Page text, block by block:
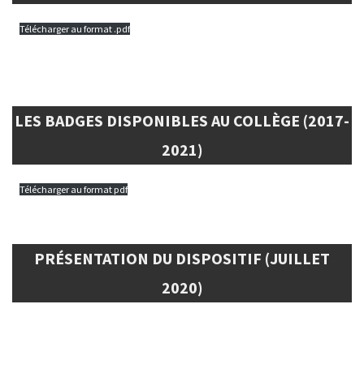
Télécharger au format .pdf
LES BADGES DISPONIBLES AU COLLÈGE (2017-
2021)
Télécharger au format pdf
PRÉSENTATION DU DISPOSITIF (JUILLET
2020)